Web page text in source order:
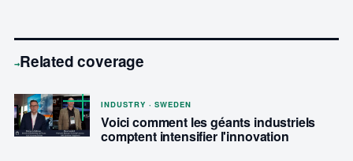
→Related coverage
INDUSTRY · SWEDEN
Voici comment les géants industriels
comptent intensifier l'innovation